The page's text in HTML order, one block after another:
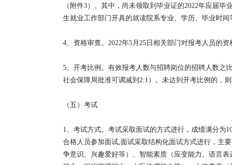
（附件3）。其中，尚未领取到毕业证的2022年应届
生就业工作部门开具的就读院系专业、学历、毕业时间
4、资格审查。2022年5月25日相关部门对报考人员的资
5、开考比例。有效报考人数与招聘岗位的招聘人数之
社会保障局批准可调减到2:1）。未达到开考比例的，
（五）考试
1、考试方式。考试采取面试的方式进行，成绩满分为
合格人员参加面试,面试采取结构化面试方式进行，主
争意识、兴趣爱好等）、智能素质（应变能力、语言